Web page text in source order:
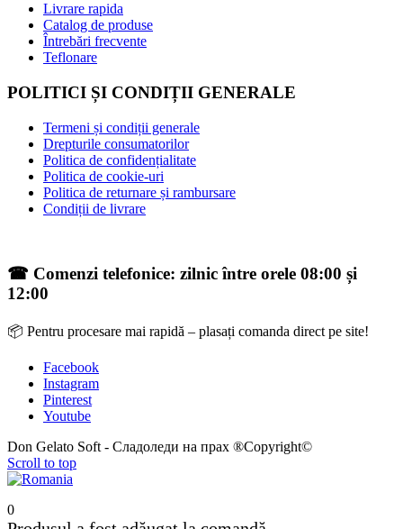
Livrare rapida
Catalog de produse
Întrebări frecvente
Teflonare
POLITICI ȘI CONDIȚII GENERALE
Termeni și condiții generale
Drepturile consumatorilor
Politica de confidențialitate
Politica de cookie-uri
Politica de returnare și rambursare
Condiții de livrare
☎ Comenzi telefonice: zilnic între orele 08:00 și
12:00
📦 Pentru procesare mai rapidă – plasați comanda direct pe site!
Facebook
Instagram
Pinterest
Youtube
Don Gelato Soft - Сладоледи на прах ®Copyright©
Scroll to top
0